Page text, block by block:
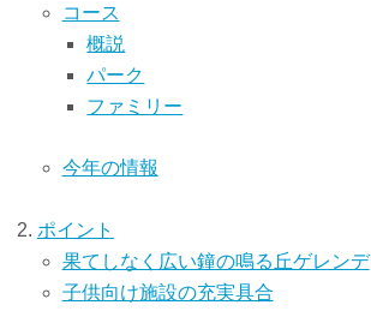
コース
概説
パーク
ファミリー
今年の情報
ポイント
果てしなく広い鐘の鳴る丘ゲレンデ
子供向け施設の充実具合